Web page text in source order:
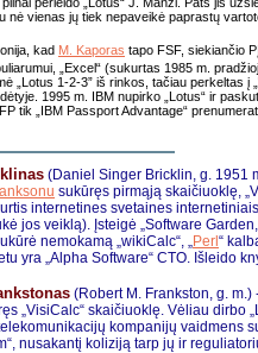
nė vienas jų tiek nepaveikė paprastų
kad M. Kaporas tapo FSF, siekiančio
„Excel“ (sukurtas 1985 m.
„Lotus 1-2-3” iš rinkos, tačiau perkeltas į
1995 m. IBM nupirko „Lotus“ ir
tik „IBM Passport Advantage“
(Daniel Singer Bricklin, g. 1951
sukūręs pirmąją skaičiuoklę,
internetines svetaines
jos veiklą). Įsteigė „Software
nemokamą „wikiCalc“, „Perl “
yra „Alpha Software“ CTO. Išleido
(Robert M. Frankston, g.
„VisiCalc“ skaičiuoklę. Vėliau dirbo
kompanijų vaidmens
nusakantį koliziją tarp jų ir